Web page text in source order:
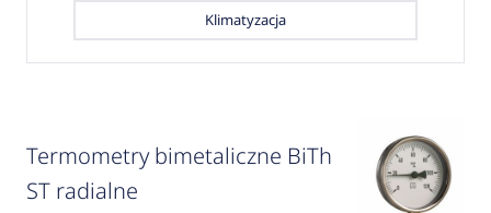
Klimatyzacja
Termometry bimetaliczne BiTh
ST radialne